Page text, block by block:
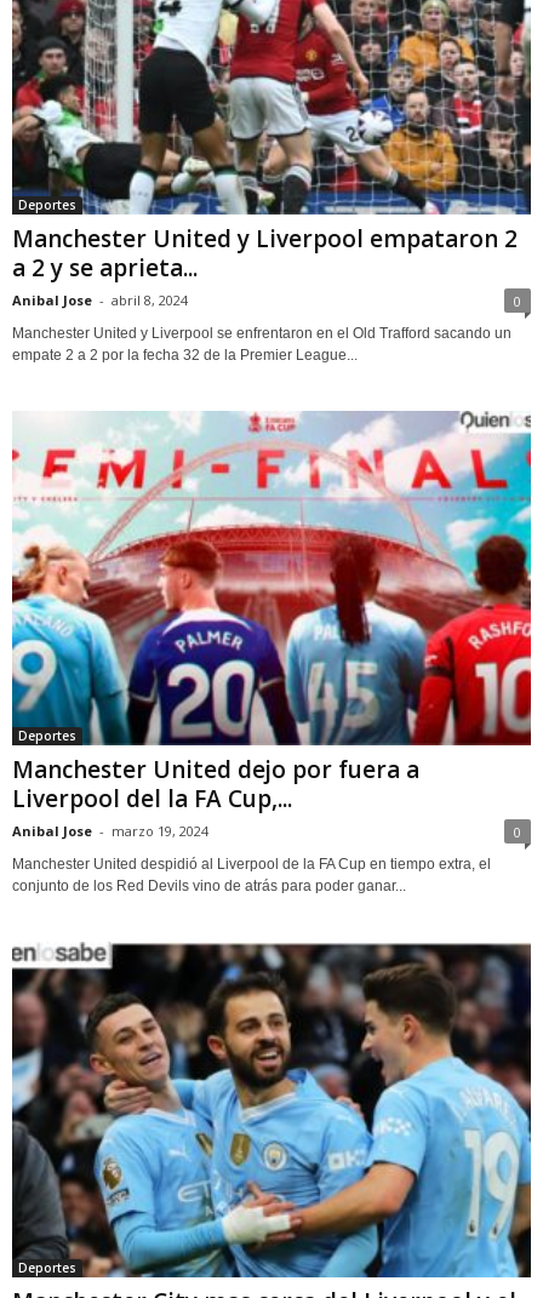
Deportes
Manchester United y Liverpool empataron 2
a 2 y se aprieta...
Anibal Jose - abril 8, 2024 0
Manchester United y Liverpool se enfrentaron en el Old Trafford sacando un
empate 2 a 2 por la fecha 32 de la Premier League...
Deportes
Manchester United dejo por fuera a
Liverpool del la FA Cup,...
Anibal Jose - marzo 19, 2024 0
Manchester United despidió al Liverpool de la FA Cup en tiempo extra, el
conjunto de los Red Devils vino de atrás para poder ganar...
Deportes